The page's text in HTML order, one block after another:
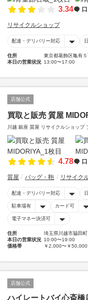
3.34
リサイクルショップ
配達・デリバリー対応
住所
東京都葛飾区亀有
本日の営業状況 13:00〜17:00
店舗公式
買取と販売 質屋
川越 銀座 質屋 リサイクルショッ
4.78
質屋 バッグ・鞄 リサイク
配達・デリバリー対応
駐車場有 カード可
電子マネー決済可
住所
埼玉県川越市脇田町
本日の営業状況 10:00〜19:00
価格帯
￥2,000〜￥50,000
店舗公式
ハイレートバイ心斎